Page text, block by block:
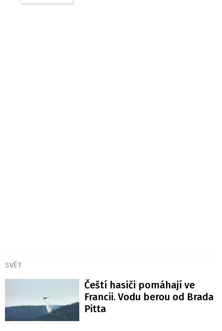
SVĚT
Čeští hasiči pomáhají ve
Francii. Vodu berou od Brada
Pitta